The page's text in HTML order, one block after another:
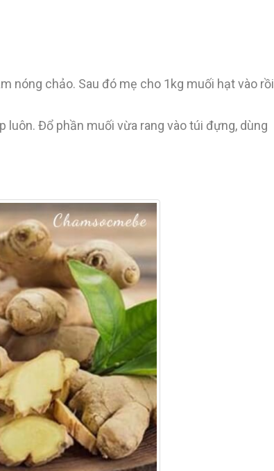
nóng chảo. Sau đó mẹ cho 1kg muối hạt vào rồi
luôn. Đổ phần muối vừa rang vào túi đựng, dùng